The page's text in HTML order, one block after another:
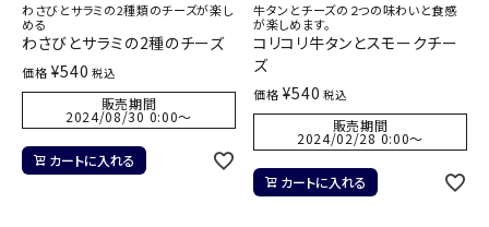
わさびとサラミの2種類のチーズが楽し
める
わさびとサラミの2種のチーズ
価格 ¥540 税込
販売期間
2024/08/30 0:00〜
カートに入れる
牛タンとチーズの２つの味わいと食感
が楽しめます。
コリコリ牛タンとスモークチー
ズ
価格 ¥540 税込
販売期間
2024/02/28 0:00〜
カートに入れる